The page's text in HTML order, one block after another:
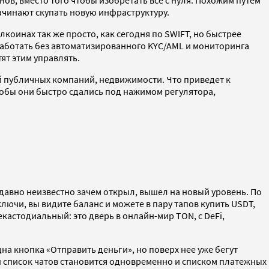
скупать новую инфраструктуру.
так же просто, как сегодня по SWIFT, но быстрее
без автоматизированного KYC/AML и мониторинга
этим управлять.
компаний, недвижимости. Что приведет к
они быстро сдались под нажимом регулятора,
неизвестно зачем открыл, вышел на новый уровень. По
вы видите баланс и можете в пару тапов купить USDT,
это дверь в онлайн-мир TON, с DeFi,
кнопка «Отправить деньги», но поверх нее уже бегут
чатов становится одновременно и списком платежных